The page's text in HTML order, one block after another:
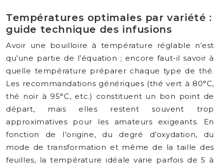
Températures optimales par variété :
guide technique des infusions
Avoir une bouilloire à température réglable n’est
qu’une partie de l’équation ; encore faut-il savoir à
quelle température préparer chaque type de thé.
Les recommandations génériques (thé vert à 80°C,
thé noir à 95°C, etc.) constituent un bon point de
départ, mais elles restent souvent trop
approximatives pour les amateurs exigeants. En
fonction de l’origine, du degré d’oxydation, du
mode de transformation et même de la taille des
feuilles, la température idéale varie parfois de 5 à